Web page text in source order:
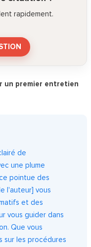
rapidement.
un premier entretien
de
une plume
pointue des
l'auteur] vous
et des
vous guider dans
Que vous
sur les procédures